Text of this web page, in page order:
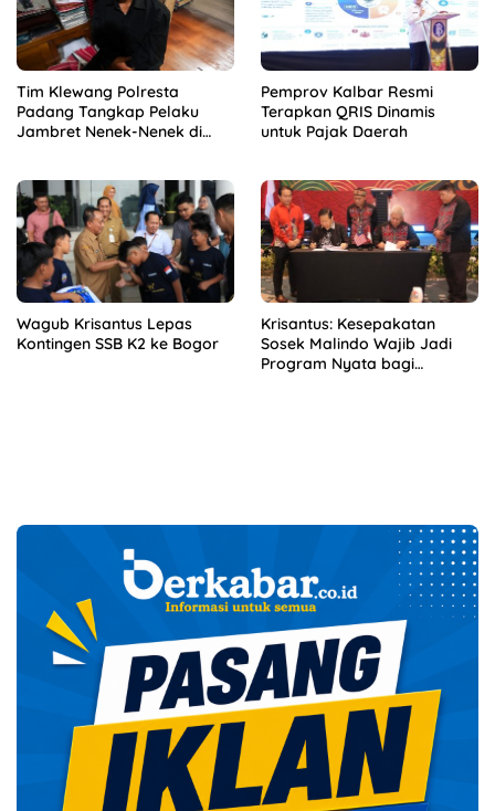
Tim Klewang Polresta
Padang Tangkap Pelaku
Jambret Nenek-Nenek di
Pemprov Kalbar Resmi
Terapkan QRIS Dinamis
untuk Pajak Daerah
Wagub Krisantus Lepas
Kontingen SSB K2 ke Bogor
Krisantus: Kesepakatan
Sosek Malindo Wajib Jadi
Program Nyata bagi